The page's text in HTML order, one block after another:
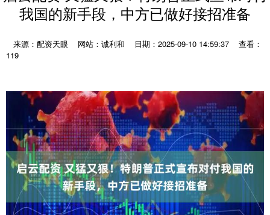
我国的新手段，中方已做好接招准备
来源：配资天眼 网站：诚利和 日期：2025-09-10 14:59:37
查看：
119